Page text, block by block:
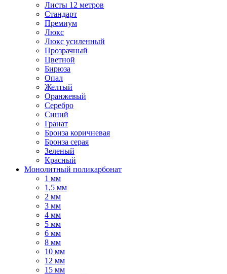
Листы 12 метров
Стандарт
Премиум
Люкс
Люкс усиленный
Прозрачный
Цветной
Бирюза
Опал
Желтый
Оранжевый
Серебро
Синий
Гранат
Бронза коричневая
Бронза серая
Зеленый
Красный
Монолитный поликарбонат
1 мм
1,5 мм
2 мм
3 мм
4 мм
5 мм
6 мм
8 мм
10 мм
12 мм
15 мм